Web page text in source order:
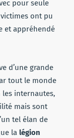
pour seule
ont pu
et appréhendé
d’une grande
tout le monde
internautes,
mais sont
tel élan de
la légion